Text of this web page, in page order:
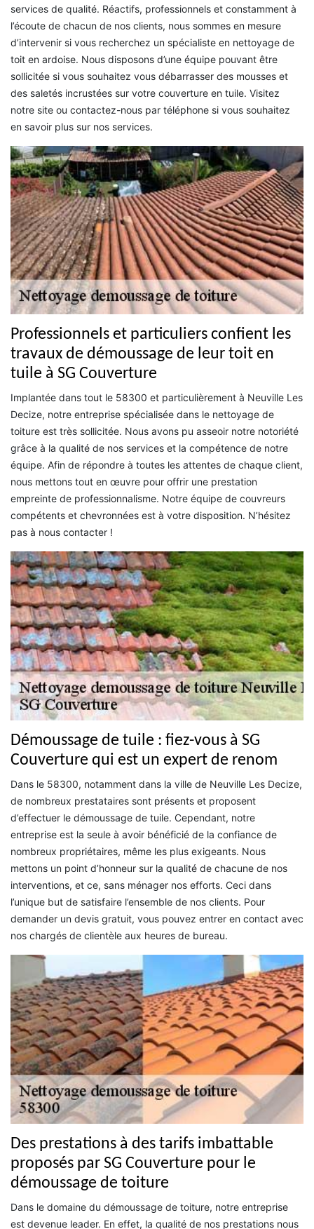
services de qualité. Réactifs, professionnels et constamment à
l’écoute de chacun de nos clients, nous sommes en mesure
d’intervenir si vous recherchez un spécialiste en nettoyage de
toit en ardoise. Nous disposons d’une équipe pouvant être
sollicitée si vous souhaitez vous débarrasser des mousses et
des saletés incrustées sur votre couverture en tuile. Visitez
notre site ou contactez-nous par téléphone si vous souhaitez
en savoir plus sur nos services.
Professionnels et particuliers confient les
travaux de démoussage de leur toit en
tuile à SG Couverture
Implantée dans tout le 58300 et particulièrement à Neuville Les
Decize, notre entreprise spécialisée dans le nettoyage de
toiture est très sollicitée. Nous avons pu asseoir notre notoriété
grâce à la qualité de nos services et la compétence de notre
équipe. Afin de répondre à toutes les attentes de chaque client,
nous mettons tout en œuvre pour offrir une prestation
empreinte de professionnalisme. Notre équipe de couvreurs
compétents et chevronnées est à votre disposition. N’hésitez
pas à nous contacter !
Démoussage de tuile : fiez-vous à SG
Couverture qui est un expert de renom
Dans le 58300, notamment dans la ville de Neuville Les Decize,
de nombreux prestataires sont présents et proposent
d’effectuer le démoussage de tuile. Cependant, notre
entreprise est la seule à avoir bénéficié de la confiance de
nombreux propriétaires, même les plus exigeants. Nous
mettons un point d’honneur sur la qualité de chacune de nos
interventions, et ce, sans ménager nos efforts. Ceci dans
l’unique but de satisfaire l’ensemble de nos clients. Pour
demander un devis gratuit, vous pouvez entrer en contact avec
nos chargés de clientèle aux heures de bureau.
Des prestations à des tarifs imbattable
proposés par SG Couverture pour le
démoussage de toiture
Dans le domaine du démoussage de toiture, notre entreprise
est devenue leader. En effet, la qualité de nos prestations nous